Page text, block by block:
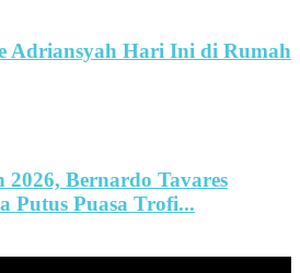
Adriansyah Hari Ini di Rumah
2026, Bernardo Tavares
Putus Puasa Trofi...